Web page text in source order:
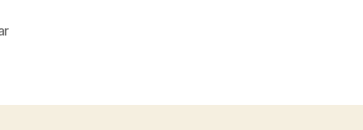
pada
TAMAN